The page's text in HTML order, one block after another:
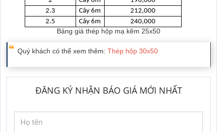
2.3
Cây 6m
212,000
2.5
Cây 6m 240,000
Bảng giá thép hộp mạ kẽm 25x50
Quý khách có thể xem thêm: Thép hộp 30x50
ĐĂNG KÝ NHẬN BÁO GIÁ MỚI NHẤT